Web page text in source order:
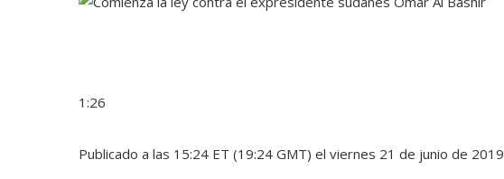
1:26
Publicado a las 15:24 ET (19:24 GMT) el viernes 21 de junio de 2019